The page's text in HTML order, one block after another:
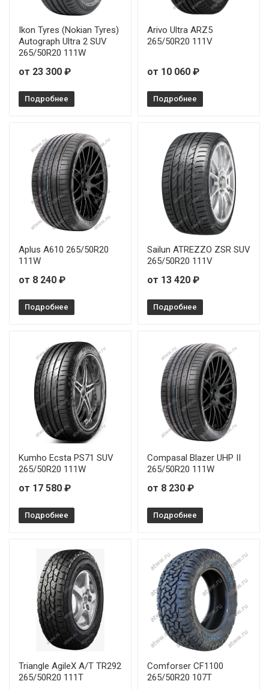
Ikon Tyres (Nokian Tyres)
Autograph Ultra 2 SUV
265/50R20 111W
от 23 300 ₽
Подробнее
Arivo Ultra ARZ5
265/50R20 111V
от 10 060 ₽
Подробнее
Aplus A610 265/50R20
111W
от 8 240 ₽
Подробнее
Sailun ATREZZO ZSR SUV
265/50R20 111V
от 13 420 ₽
Подробнее
Kumho Ecsta PS71 SUV
265/50R20 111W
от 17 580 ₽
Подробнее
Compasal Blazer UHP II
265/50R20 111W
от 8 230 ₽
Подробнее
Triangle AgileX A/T TR292
265/50R20 111T
Comforser CF1100
265/50R20 107T